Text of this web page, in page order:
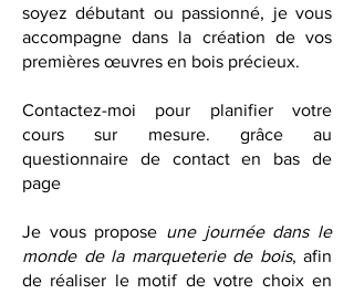
soyez débutant ou passionné, je vous
accompagne dans la création de vos
premières œuvres en bois précieux.
Contactez-moi pour planifier votre
cours sur mesure. grâce au
questionnaire de contact en bas de
page
Je vous propose une journée dans le
monde de la marqueterie de bois, afin
de réaliser le motif de votre choix en